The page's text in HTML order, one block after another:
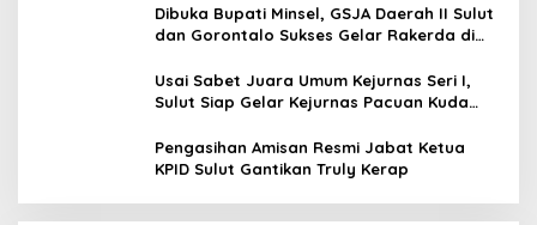
Penyiaran
Dibuka Bupati Minsel, GSJA Daerah II Sulut
dan Gorontalo Sukses Gelar Rakerda di
Usai Sabet Juara Umum Kejurnas Seri I,
Sulut Siap Gelar Kejurnas Pacuan Kuda
Pengasihan Amisan Resmi Jabat Ketua
KPID Sulut Gantikan Truly Kerap